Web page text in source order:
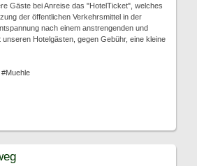
Gäste bei Anreise das "HotelTicket", welches
der öffentlichen Verkehrsmittel in der
nach einem anstrengenden und
Hotelgästen, gegen Gebühr, eine kleine